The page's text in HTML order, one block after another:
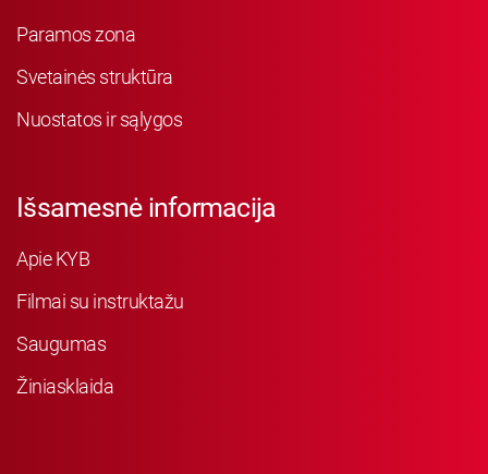
Paramos zona
Svetainės struktūra
Nuostatos ir sąlygos
Išsamesnė informacija
Apie KYB
Filmai su instruktažu
Saugumas
Žiniasklaida